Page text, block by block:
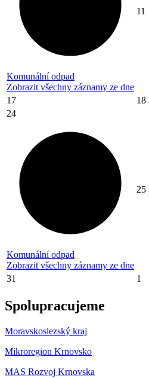
Komunální odpad
Zobrazit všechny záznamy ze dne
11
17 18
24
Komunální odpad
Zobrazit všechny záznamy ze dne
25
31 1
Spolupracujeme
Moravskoslezský kraj
Mikroregion Krnovsko
MAS Rozvoj Krnovska